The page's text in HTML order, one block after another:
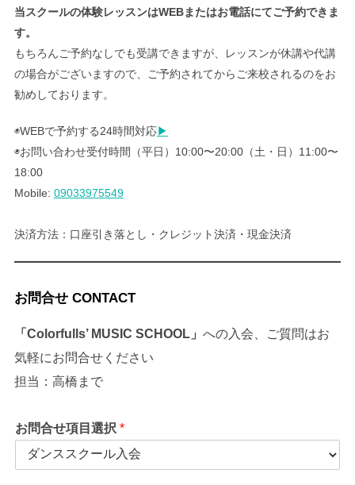
当スクールの体験レッスンはWEBまたはお電話にてご予約できま
す。
もちろんご予約なしでも受講できますが、レッスンが休講や代講
の場合がございますので、ご予約されてからご来校されるのをお
勧めしております。
◉WEBで予約する24時間対応▶︎
◉お問い合わせ受付時間（平日）10:00〜20:00（土・日）11:00〜
18:00
Mobile: 09033975549
決済方法：口座引き落とし・クレジット決済・現金決済
お問合せ CONTACT
「 Colorfulls’ MUSIC SCHOOL」 への入会、ご質問はお
気軽にお問合せください
担当：高橋まで
お問合せ項目選択 *